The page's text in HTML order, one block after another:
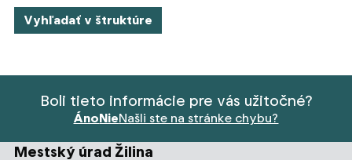
Vyhľadať v štruktúre
Boli tieto informácie pre vás užitočné?
ÁnoNieNašli ste na stránke chybu?
Mestský úrad Žilina